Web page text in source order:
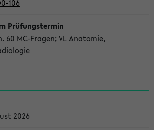
106
60 MC-Fragen; VL Anatomie,
2026